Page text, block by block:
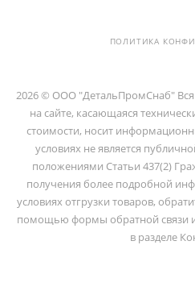
ПОЛИТИКА
2026 © ООО "ДетальПромСнаб"
на сайте, касающаяся
стоимости, носит
условиях не является
положениями Статьи 437(2)
получения более подробной
условиях отгрузки товаров,
помощью формы обратной связи
в разделе